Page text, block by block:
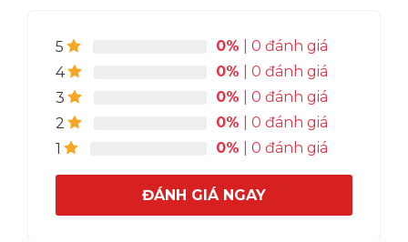
5 0% | 0 đánh giá
4
0% | 0 đánh giá
3
0% | 0 đánh giá
2
0% | 0 đánh giá
1
0% | 0 đánh giá
ĐÁNH GIÁ NGAY